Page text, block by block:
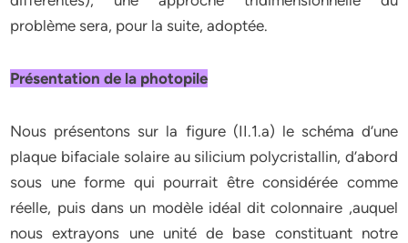
problème sera, pour la suite, adoptée.
Présentation de la photopile
Nous présentons sur la figure (II.1.a) le schéma d’une
plaque bifaciale solaire au silicium polycristallin, d’abord
sous une forme qui pourrait être considérée comme
réelle, puis dans un modèle idéal dit colonnaire ,auquel
nous extrayons une unité de base constituant notre